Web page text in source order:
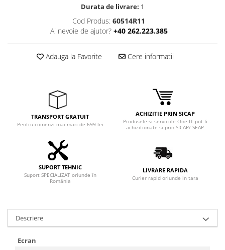
Card Reader
Casti
Componente PC
Placi Video
CPU
Durata de livrare: 1
Cod Produs: 60514R11
Ai nevoie de ajutor? +40 262.223.385
Adauga la Favorite Cere informatii
TRANSPORT GRATUIT
Pentru comenzi mai mari de 699 lei
ACHIZITIE PRIN SICAP
Produsele si serviciile One-IT pot fi
achizitionate si prin SICAP/ SEAP
SUPORT TEHNIC
Suport SPECIALIZAT oriunde în
România
LIVRARE RAPIDA
Curier rapid oriunde in tara
Descriere
Ecran